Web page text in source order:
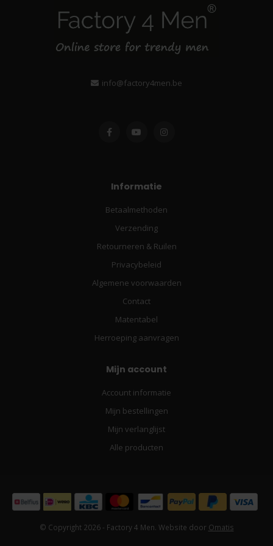
info@factory4men.be
Informatie
Betaalmethoden
Verzending
Retourneren & Ruilen
Privacybeleid
Algemene voorwaarden
Contact
Matentabel
Herroeping aanvragen
Mijn account
Account informatie
Mijn bestellingen
Mijn verlanglijst
Alle producten
© Copyright 2026 - Factory 4 Men. Website door Omatis